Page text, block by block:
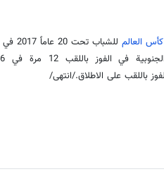
كأس العالم للشباب تحت 20 عاماً 2017 في